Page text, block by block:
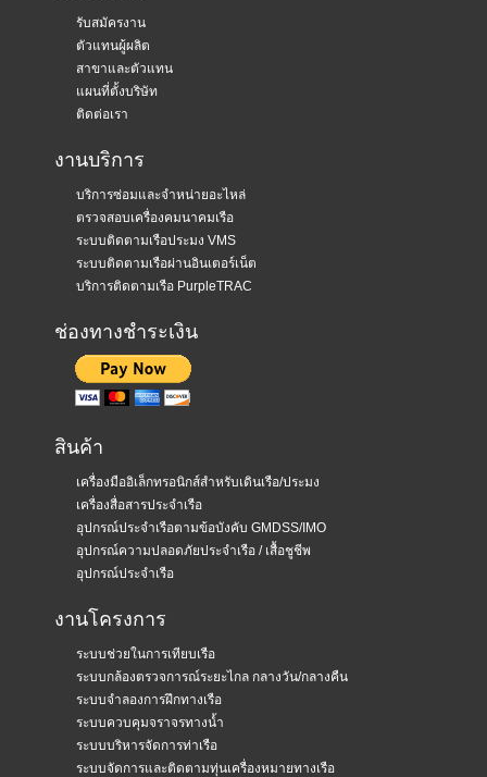
รับสมัครงาน
ตัวแทนผู้ผลิต
สาขาและตัวแทน
แผนที่ตั้งบริษัท
ติดต่อเรา
งานบริการ
บริการซ่อมและจำหน่ายอะไหล่
ตรวจสอบเครื่องคมนาคมเรือ
ระบบติดตามเรือประมง VMS
ระบบติดตามเรือผ่านอินเตอร์เน็ต
บริการติดตามเรือ PurpleTRAC
ช่องทางชำระเงิน
สินค้า
เครื่องมืออิเล็กทรอนิกส์สำหรับเดินเรือ/ประมง
เครื่องสื่อสารประจำเรือ
อุปกรณ์ประจำเรือตามข้อบังคับ GMDSS/IMO
อุปกรณ์ความปลอดภัยประจำเรือ / เสื้อชูชีพ
อุปกรณ์ประจำเรือ
งานโครงการ
ระบบช่วยในการเทียบเรือ
ระบบกล้องตรวจการณ์ระยะไกล กลางวัน/กลางคืน
ระบบจำลองการฝึกทางเรือ
ระบบควบคุมจราจรทางน้ำ
ระบบบริหารจัดการท่าเรือ
ระบบจัดการและติดตามทุ่นเครื่องหมายทางเรือ